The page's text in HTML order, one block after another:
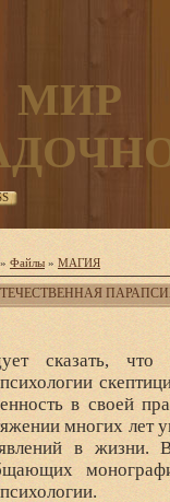
МИР
» Файлы » МАГИЯ
сказать,
в своей
многих лет
в жизни.